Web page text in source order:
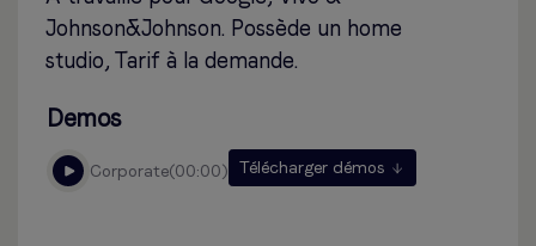
Johnson&Johnson. Possède un home
studio, Tarif à la demande.
Demos
corporate 00:00 Télécharger démos